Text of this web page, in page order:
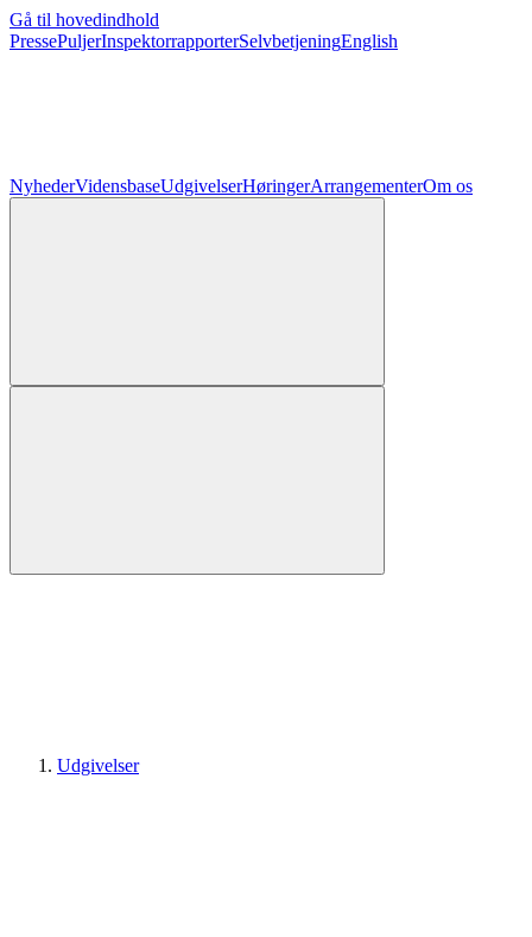
Gå til hovedindhold
PressePuljerInspektorrapporterSelvbetjeningEnglish
NyhederVidensbaseUdgivelserHøringerArrangementerOm os
Udgivelser